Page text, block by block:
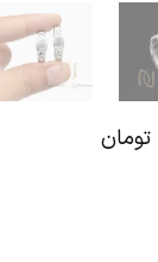
تومان